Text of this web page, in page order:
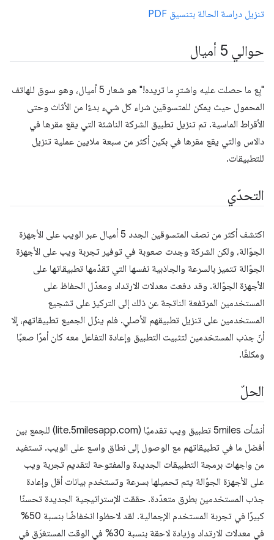
تنزيل دراسة الحالة بتنسيق PDF
حوالي 5 أميال
"بِع ما حصلت عليه واشترِ ما تريده!" هو شعار 5 أميال، وهو سوق للهاتف
المحمول حيث يمكن للمتسوقين شراء كل شيء بدءًا من الأثاث وحتى
الأقراط الماسية. تم تنزيل تطبيق الشركة الناشئة التي يقع مقرها في
دالاس والتي يقع مقرها في بكين أكثر من سبعة ملايين عملية تنزيل
للتطبيقات.
التحدّي
اكتشف أكثر من نصف المتسوقين الجدد 5 أميال عبر الويب على الأجهزة
الجوّالة، ولكن الشركة وجدت صعوبة في توفير تجربة ويب على الأجهزة
الجوّالة تتميز بالسرعة والجاذبية نفسها التي تقدّمها تطبيقاتها على
الأجهزة الجوّالة. وقد دفعت معدلات الارتداد ومعدّل الحفاظ على
المستخدمين المرتفعة الناتجة عن ذلك إلى التركيز على تشجيع
المستخدمين على تنزيل تطبيقهم الأصلي. فلم ينزّل الجميع تطبيقاتهم، إلا
أنّ جذب المستخدمين لتثبيت التطبيق وإعادة التفاعل معه كان أمرًا صعبًا
ومكلفًا.
الحلّ
أنشأت 5miles تطبيق ويب تقدميًا (lite.5milesapp.com) للجمع بين
أفضل ما في تطبيقاتهم مع الوصول إلى نطاق واسع على الويب. تستفيد
من واجهات برمجة التطبيقات الجديدة والمفتوحة لتقديم تجربة ويب
على الأجهزة الجوّالة يتم تحميلها بسرعة وتستخدم بيانات أقل وإعادة
جذب المستخدمين بطرق متعدّدة. حققت الإستراتيجية الجديدة تحسنًا
كبيرًا في تجربة المستخدم الإجمالية. لقد لاحظوا انخفاضًا بنسبة 50%
في معدلات الارتداد وزيادة لاحقة بنسبة 30% في الوقت المستغرَق في